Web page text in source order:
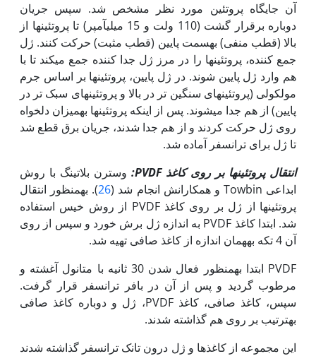
آن جایگاه پروتئین مورد نظر مشخص شد. سپس جریان
دوباره برقرار گشت (­110 ولت و 15 میلیآمپر) تا پروتئین‫ها از
بالا (قطب منفی) به‏سمت پایین (قطب مثبت) حرکت کنند. ژل
جمع کننده، پروتئین­ها را در مرز ژل جدا کننده جمع می­کند تا با
هم وارد ژل پایین شوند. در ژل پایین، پروتئین­ها بر اساس جرم
مولکولی (پروتئین‫های سنگین تر در بالا و پروتئین­های سبک تر در
پایین) از هم جدا می­شوند. پس از اینکه پروتئین­ها به‫میزان دلخواه
روی ژل حرکت کردند و از هم جدا شدند، جریان برق قطع شد
تا ژل برای ترانسفر آماده شد.
انتقال پروتئین­ها بر روی کاغذPVDF
: وسترن بلاتینگ با روش
ابداعی Towbin و همکارانش انجام شد (
26
). به‫منظور انتقال
پروتئین‫ها از ژل بر روی کاغذ PVDF از روش خیس استفاده
شد. ابتدا کاغذ PVDF به اندازه ژل برش خورد و سپس از روی
آن 4 تکه به‏همان اندازه از کاغذ صافی تهیه شد.
PVDF ابتدا به‫منظور فعال شدن 30 ثانیه با متانول آغشته و
مرطوب گردید و پس از آن در بافر ترانسفر قرار گرفت.
سپس، کاغذ صافی، کاغذ PVDF، ژل و دوباره کاغذ صافی
به‏ترتیب بر روی هم گذاشته شدند.
این مجموعه از کاغذها و ژل درون تانک ترانسفر گذاشته شدند